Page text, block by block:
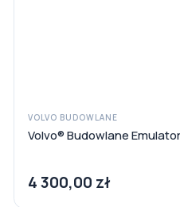
VOLVO BUDOWLANE
Volvo® Budowlane Emulator
4 300,00 zł